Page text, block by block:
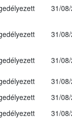
31/
31/
31/
31/
31/
31/